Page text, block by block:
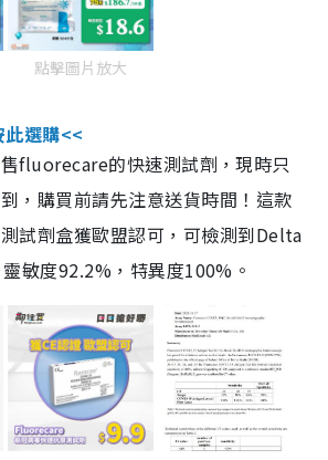
點擊圖片放大
此選購<<
fluorecare的快速測試劑，現時只
，購買前請先注意送貨時間！這款
試劑盒獲歐盟認可，可檢測到Delta
敏度92.2%，特異度100%。